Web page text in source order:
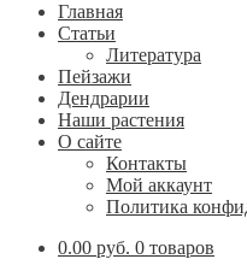
Главная
Статьи
Литература
Пейзажи
Дендрарии
Наши растения
О сайте
Контакты
Мой аккаунт
Политика
0.00 руб. 0 товаров